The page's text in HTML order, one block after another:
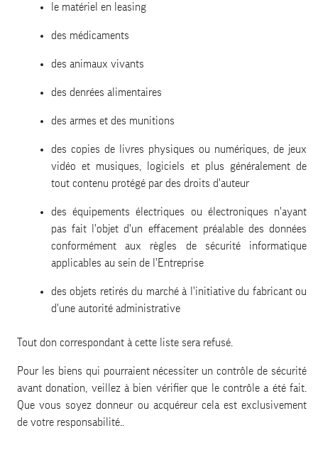
le matériel en leasing
des médicaments
des animaux vivants
des denrées alimentaires
des armes et des munitions
des copies de livres physiques ou numériques, de jeux
vidéo et musiques, logiciels et plus généralement de
tout contenu protégé par des droits d'auteur
des équipements électriques ou électroniques n'ayant
pas fait l'objet d'un effacement préalable des données
conformément aux règles de sécurité informatique
applicables au sein de l’Entreprise
des objets retirés du marché à l'initiative du fabricant ou
d'une autorité administrative
Tout don correspondant à cette liste sera refusé.
Pour les biens qui pourraient nécessiter un contrôle de sécurité
avant donation, veillez à bien vérifier que le contrôle a été fait.
Que vous soyez donneur ou acquéreur cela est exclusivement
de votre responsabilité..